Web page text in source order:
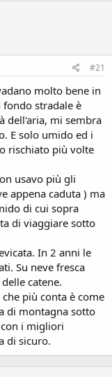
#21
molto bene in
stradale è
dell'aria, mi sembra
E solo umido ed i
rischiato più volte
usavo più gli
appena caduta ) ma
di cui sopra
di viaggiare sotto
In 2 anni le
Su neve fresca
catene.
più conta è come
di montagna sotto
i migliori
di sicuro.